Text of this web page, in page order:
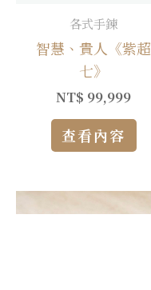
各式手鍊
智慧、貴人《紫超
七》
NT$ 99,999
查看內容